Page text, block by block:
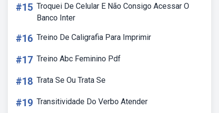
#15 Troquei De Celular E Não Consigo Acessar O
Banco Inter
#16 Treino De Caligrafia Para Imprimir
#17 Treino Abc Feminino Pdf
#18 Trata Se Ou Trata Se
#19 Transitividade Do Verbo Atender